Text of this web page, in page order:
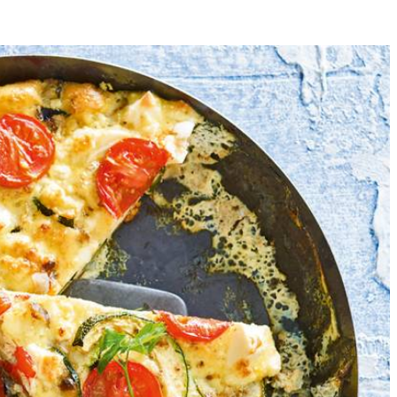
2
en bak de helft van de knoflook met de ui en zhug 3 min.
het mengsel over de groente en verdeel de cherrytomaten
met peper en eventueel zout.
in de oven op 180 ˚C.